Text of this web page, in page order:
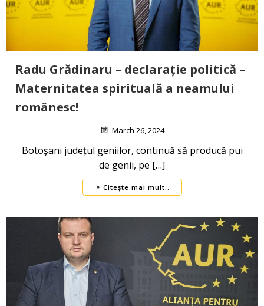
Radu Grădinaru – declarație politică –
Maternitatea spirituală a neamului
românesc!
March 26, 2024
Botoșani județul geniilor, continuă să producă pui
de genii, pe […]
Citește mai mult..